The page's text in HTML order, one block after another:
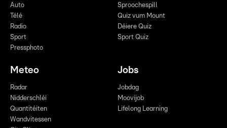
Auto
Télé
Radio
Sport
Pressphoto
Sproochespill
Quiz vum Mount
Déiere Quiz
Sport Quiz
Meteo
Radar
Nidderschléi
Quantitéiten
Wandvitessen
Jobs
Jobdag
Moovijob
Lifelong Learning